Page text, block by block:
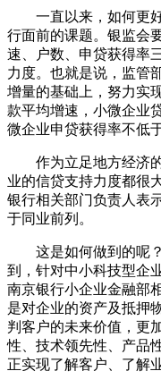
一直以来，如何更好
行面前的课题。银监会
速、户数、申贷获得率
力度。也就是说，监管
增量的基础上，努力实
款平均增速，小微企业
微企业申贷获得率不低
作为立足地方经济的
业的信贷支持力度都很
银行相关部门负责人表
于同业前列。
这是如何做到的呢？
到，针对中小科技型企
南京银行小企业金融部
是对企业的资产及抵押
判客户的未来价值，更
性、技术领先性、产品
正实现了解客户、了解